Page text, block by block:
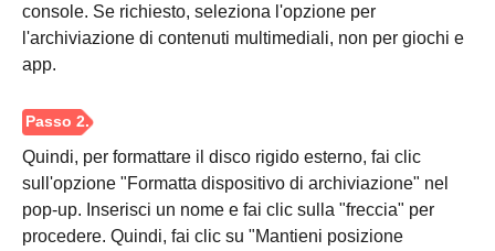
console. Se richiesto, seleziona l'opzione per
l'archiviazione di contenuti multimediali, non per giochi e
app.
Quindi, per formattare il disco rigido esterno, fai clic
sull'opzione "Formatta dispositivo di archiviazione" nel
pop-up. Inserisci un nome e fai clic sulla "freccia" per
procedere. Quindi, fai clic su "Mantieni posizione